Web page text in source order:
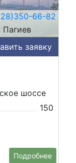
66-82
Пагиев
заявку
шоссе
150
Подробнее